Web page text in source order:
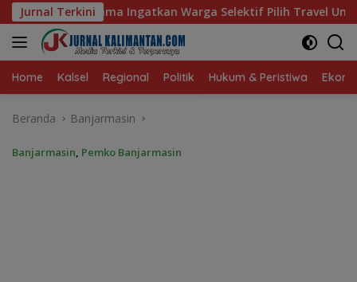
Langsung
ke
konten
Jurnal Terkini
Selektif Pilih Travel Umrah Bangun Banua
Home Kalsel Regional Politik Hukum & Peristiwa
Beranda Banjarmasin
Banjarmasin, Pemko Banjarmasin